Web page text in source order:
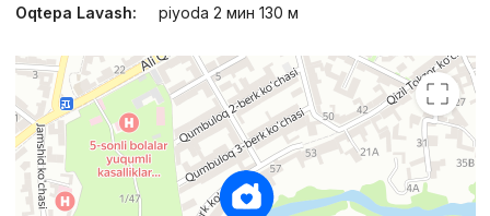
Oqtepa Lavash:
piyoda 2 мин 130 м